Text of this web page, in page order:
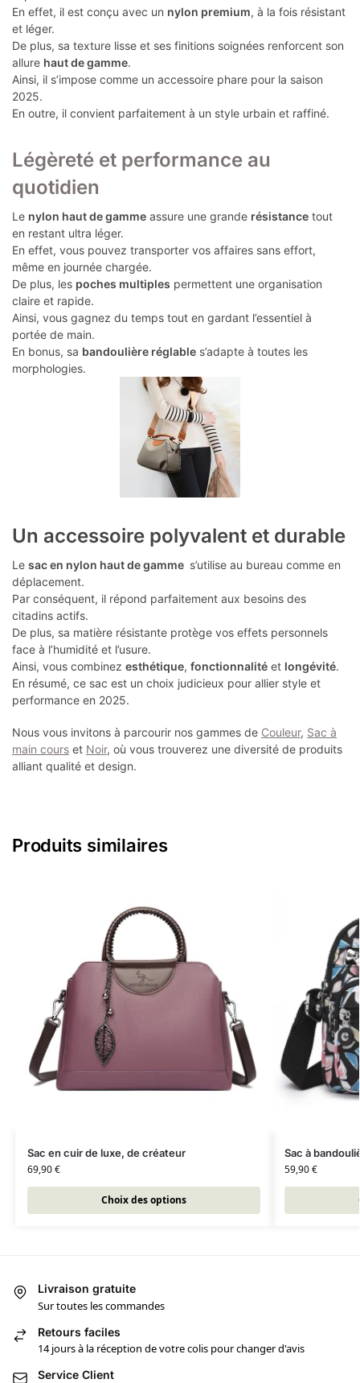
En effet, il est conçu avec un nylon premium, à la fois résistant
et léger.
De plus, sa texture lisse et ses finitions soignées renforcent son
allure haut de gamme.
Ainsi, il s’impose comme un accessoire phare pour la saison
2025.
En outre, il convient parfaitement à un style urbain et raffiné.
Légèreté et performance au
quotidien
Le nylon haut de gamme assure une grande résistance tout
en restant ultra léger.
En effet, vous pouvez transporter vos affaires sans effort,
même en journée chargée.
De plus, les poches multiples permettent une organisation
claire et rapide.
Ainsi, vous gagnez du temps tout en gardant l’essentiel à
portée de main.
En bonus, sa bandoulière réglable s’adapte à toutes les
morphologies.
Un accessoire polyvalent et durable
Le sac en nylon haut de gamme s’utilise au bureau comme en
déplacement.
Par conséquent, il répond parfaitement aux besoins des
citadins actifs.
De plus, sa matière résistante protège vos effets personnels
face à l’humidité et l’usure.
Ainsi, vous combinez esthétique, fonctionnalité et longévité.
En résumé, ce sac est un choix judicieux pour allier style et
performance en 2025.
Nous vous invitons à parcourir nos gammes de Couleur, Sac à
main cours et Noir, où vous trouverez une diversité de produits
alliant qualité et design.
Produits similaires
Sac en cuir de luxe, de créateur
69,90€
Choix des options
Sac à
59,90€
Livraison gratuite
Sur toutes les commandes
Retours faciles
14 jours à la réception de votre colis pour changer d'avis
Service Client